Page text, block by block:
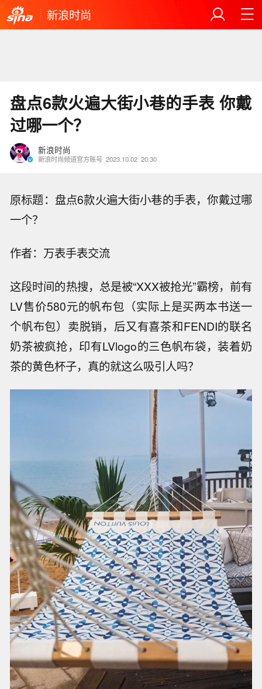
新浪时尚
盘点6款火遍大街小巷的手表 你戴
过哪一个？
新浪时尚
新浪时尚频道官方账号 2023.10.02 20:30
原标题：盘点6款火遍大街小巷的手表，你戴过哪
一个？
作者：万表手表交流
这段时间的热搜，总是被“XXX被抢光”霸榜，前有
LV售价580元的帆布包（实际上是买两本书送一
个帆布包）卖脱销，后又有喜茶和FENDI的联名
奶茶被疯抢，印有LVlogo的三色帆布袋，装着奶
茶的黄色杯子，真的就这么吸引人吗？